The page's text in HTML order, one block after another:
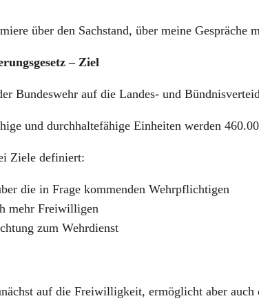
über den Sach­stand, über mei­ne Gesprä­che
– Ziel
Bun­des­wehr auf die Lan­des- und
und durch­hal­te­fä­hi­ge Ein­hei­ten wer­den
Zie­le defi­niert:
die in Fra­ge kom­men­den Wehr­pflich­ti­gen
mehr Frei­wil­li­gen
zum Wehr­dienst
auf die Frei­wil­lig­keit, ermög­licht aber